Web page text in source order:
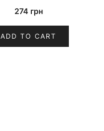
274 грн
ADD TO CART